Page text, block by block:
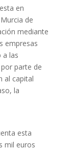
en
de
mediante
empresas
a las
parte de
al capital
la
esta
mil euros